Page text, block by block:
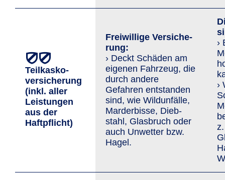
Teilkasko­
versicherung
(inkl. aller
Leis­tungen
aus der
Haftpflicht)
Freiwillige Versi­che­
rung:
› Deckt Schäden am
eigenen Fahrzeug, die
durch andere
Gefahren entstanden
sind, wie Wild­unfälle,
Marder­bisse, Dieb­
stahl, Glasbruch oder
auch Un­wetter bzw.
Hagel.
›
›